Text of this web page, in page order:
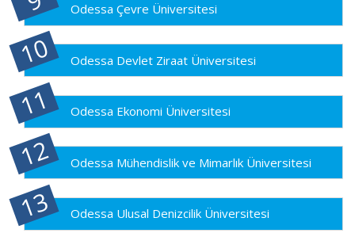
Odessa Çevre Üniversitesi
Odessa Devlet Ziraat Üniversitesi
Odessa Ekonomi Üniversitesi
Odessa Mühendislik ve Mimarlık Üniversitesi
Odessa Ulusal Denizcilik Üniversitesi